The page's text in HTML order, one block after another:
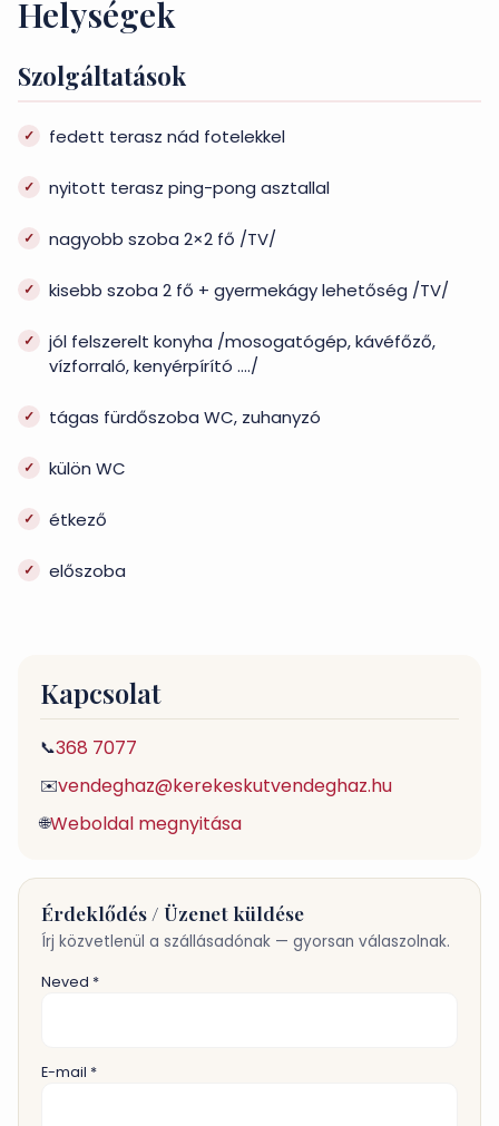
Helységek
Szolgáltatások
fedett terasz nád fotelekkel
nyitott terasz ping-pong asztallal
nagyobb szoba 2×2 fő /TV/
kisebb szoba 2 fő + gyermekágy lehetőség /TV/
jól felszerelt konyha /mosogatógép, kávéfőző,
vízforraló, kenyérpírító …./
tágas fürdőszoba WC, zuhanyzó
külön WC
étkező
előszoba
Kapcsolat
📞368 7077
✉️vendeghaz@kerekeskutvendeghaz.hu
🌐Weboldal megnyitása
Érdeklődés / Üzenet küldése
Írj közvetlenül a szállásadónak — gyorsan válaszolnak.
Neved *
E-mail *